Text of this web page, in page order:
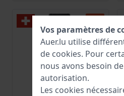
-65%
Vos paramètres de
Auer.lu utilise
de cookies. Pour
nous avons besoin
autorisation.
Les cookies